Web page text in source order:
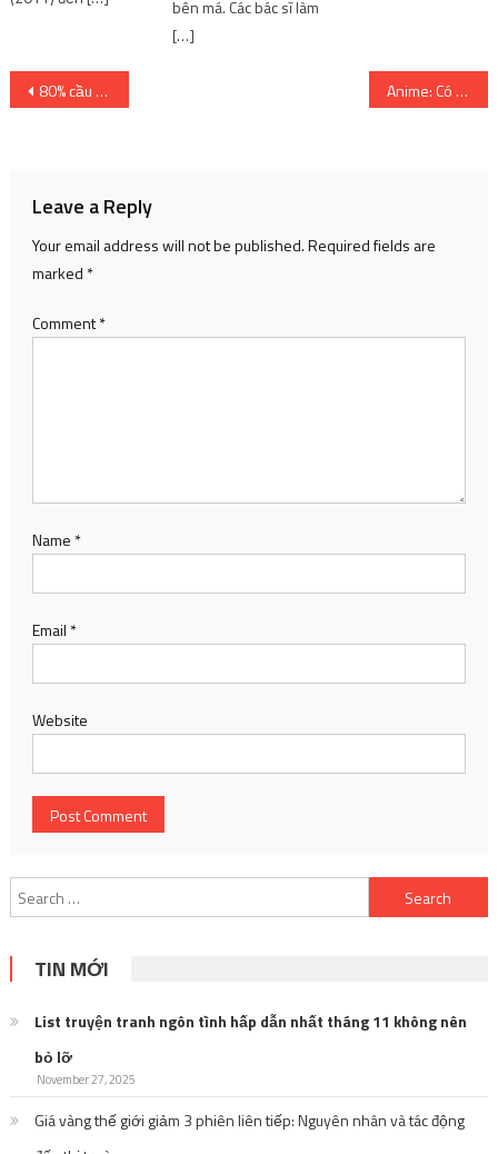
bên má. Các bác sĩ làm
[…]
Post
80% cầu thủ bóng rổ NBA yêu thích phim hoạt hình Nhật Bản Anime: Có thể bạn chưa biết
Leave a Reply
Your email address will not be published.Required fields are
marked *
Comment*
Name *
Email *
Website
Search
for:
TIN MỚI
List truyện tranh ngôn tình hấp dẫn nhất tháng 11 không nên
bỏ lỡ
November 27, 2025
Giá vàng thế giới giảm 3 phiên liên tiếp: Nguyên nhân và tác động